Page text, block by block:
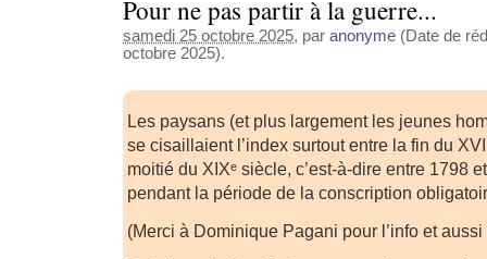
Pour ne pas partir à la guerre...
samedi 25 octobre 2025, par anonyme (Date de
octobre 2025).
Les paysans (et plus largement les jeunes
se cisaillaient l’index surtout entre la fin du
moitié du XIXᵉ siècle, c’est-à-dire entre 1798
pendant la période de la conscription
(Merci à Dominique Pagani pour l’info et